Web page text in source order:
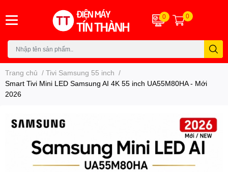
0 0
Trang chủ / Tivi Samsung 55 inch /
Smart Tivi Mini LED Samsung AI 4K 55 inch UA55M80HA - Mới
2026